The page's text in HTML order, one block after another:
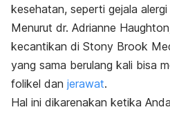
kesehatan, seperti gejala
Menurut dr. Adrianne
kecantikan di Stony Brook
yang sama berulang kali bisa
folikel dan jerawat.
Hal ini dikarenakan ketika